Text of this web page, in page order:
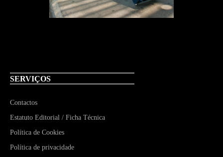
SERVIÇOS
Contactos
Estatuto Editorial / Ficha Técnica
Política de Cookies
Política de privacidade